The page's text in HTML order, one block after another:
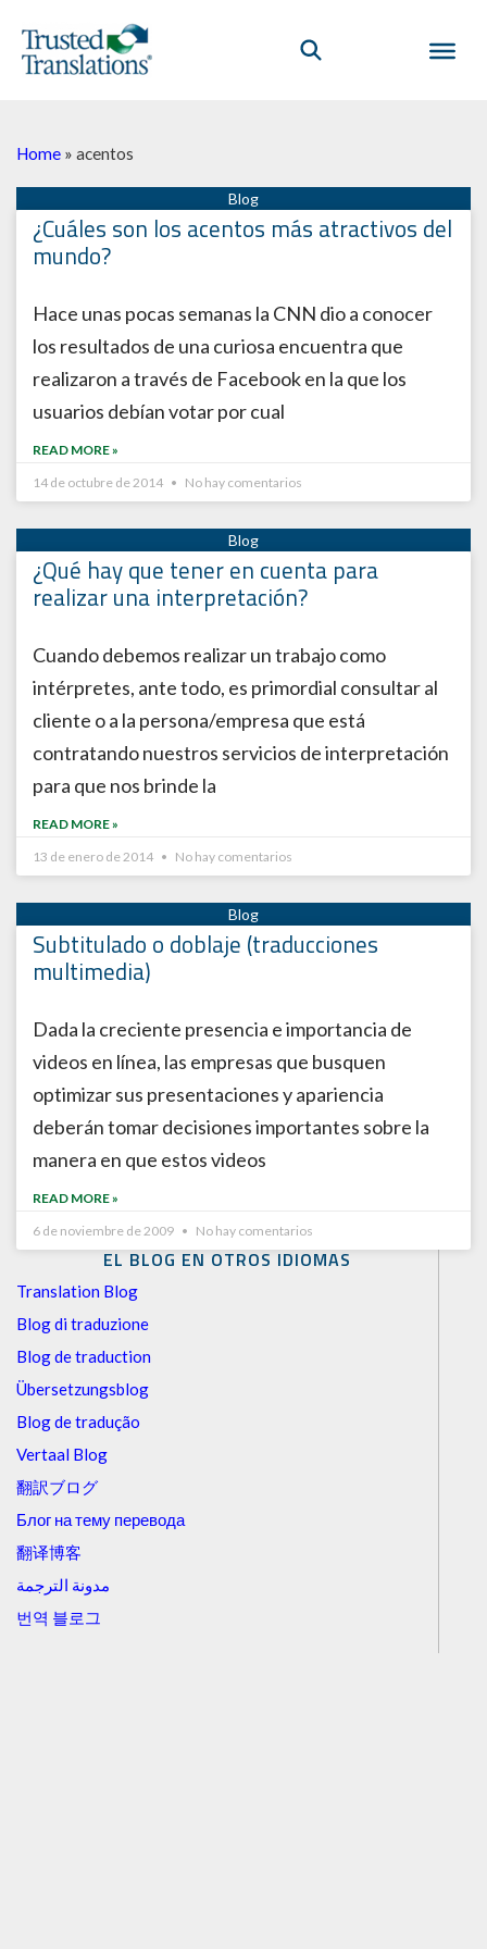
EL BLOG EN OTROS IDIOMAS
Translation Blog
Blog di traduzione
Blog de traduction
Übersetzungsblog
Blog de tradução
Vertaal Blog
翻訳ブログ
Блог на тему перевода
翻译博客
مدونة الترجمة
번역 블로그
Home » acentos
¿Cuáles son los acentos más atractivos del
mundo?
Hace unas pocas semanas la CNN dio a conocer
los resultados de una curiosa encuentra que
realizaron a través de Facebook en la que los
usuarios debían votar por cual
READ MORE »
14 de octubre de 2014
No hay comentarios
¿Qué hay que tener en cuenta para
realizar una interpretación?
Cuando debemos realizar un trabajo como
intérpretes, ante todo, es primordial consultar al
cliente o a la persona/empresa que está
contratando nuestros servicios de interpretación
para que nos brinde la
READ MORE »
13 de enero de 2014
No hay comentarios
Subtitulado o doblaje (traducciones
multimedia)
Dada la creciente presencia e importancia de
videos en línea, las empresas que busquen
optimizar sus presentaciones y apariencia
deberán tomar decisiones importantes sobre la
manera en que estos videos
READ MORE »
6 de noviembre de 2009
No hay comentarios